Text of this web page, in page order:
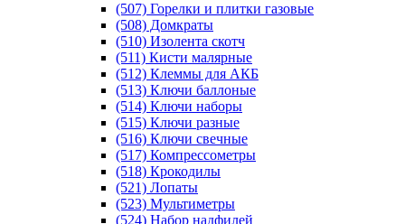
(507) Горелки и плитки газовые
(508) Домкраты
(510) Изолента скотч
(511) Кисти малярные
(512) Клеммы для АКБ
(513) Ключи баллоные
(514) Ключи наборы
(515) Ключи разные
(516) Ключи свечные
(517) Компрессометры
(518) Крокодилы
(521) Лопаты
(523) Мультиметры
(524) Набор надфилей